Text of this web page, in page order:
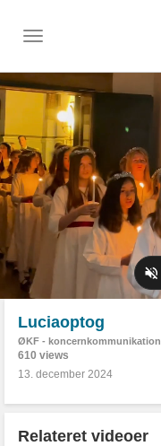
Toggle
Luciaoptog
ØKF - koncernkommunikation
610 views
13. december 2024
Relateret videoer